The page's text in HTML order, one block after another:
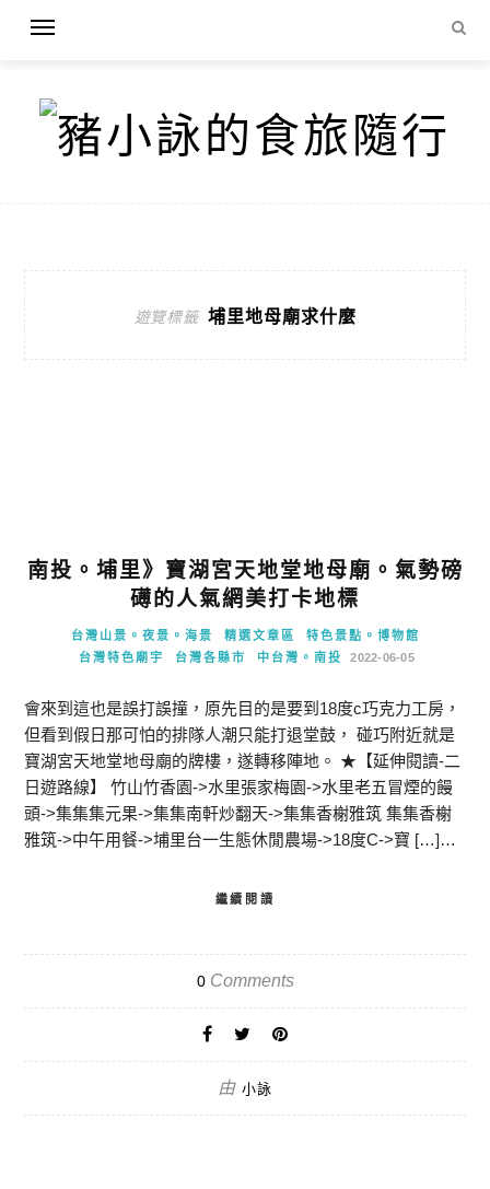
遊覽標籤 埔里地母廟求什麼
南投。埔里》寶湖宮天地堂地母廟。氣勢磅
礡的人氣網美打卡地標
台灣山景。夜景。海景 精選文章區
特色景點。博物館
台灣特色廟宇
台灣各縣市 中台灣。南投 2022-06-05
會來到這也是誤打誤撞，原先目的是要到18度c巧克力工房，
但看到假日那可怕的排隊人潮只能打退堂鼓， 碰巧附近就是
寶湖宮天地堂地母廟的牌樓，遂轉移陣地。 ★【延伸閱讀-二
日遊路線】 竹山竹香園->水里張家梅園->水里老五冒煙的饅
頭->集集集元果->集集南軒炒翻天->集集香榭雅筑 集集香榭
雅筑->中午用餐->埔里台一生態休閒農場->18度C->寶 […]…
繼續閱讀
0Comments
由 小詠